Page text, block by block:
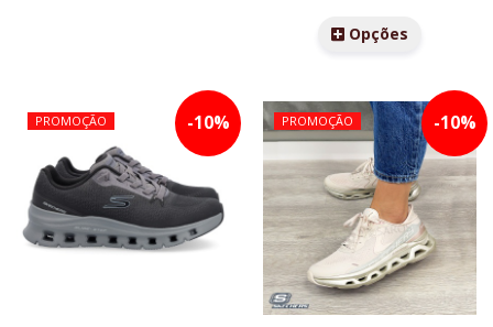
Opções
-10%
PROMOÇÃO -10%
PROMOÇÃO